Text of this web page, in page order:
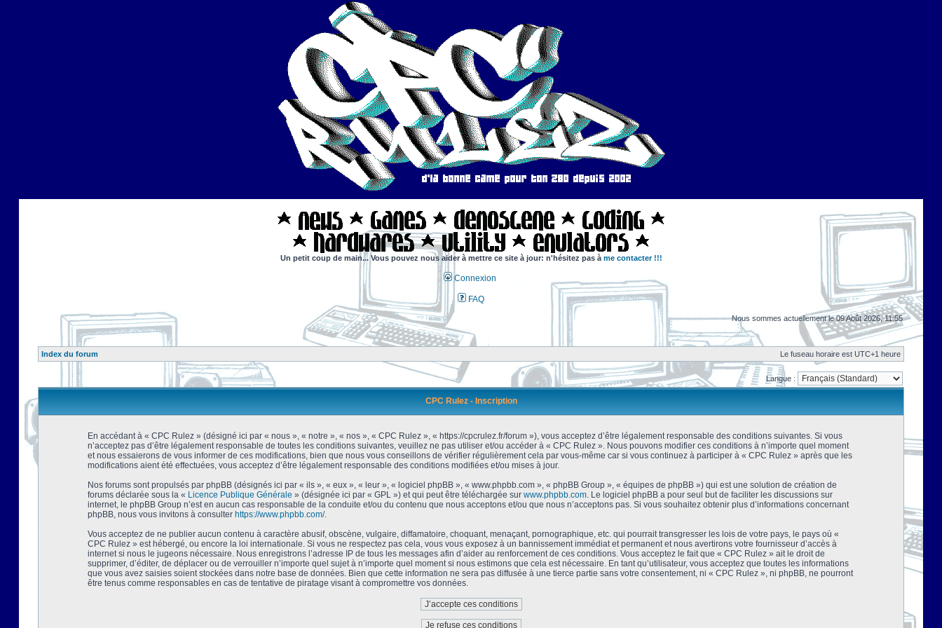
Un petit coup de main... Vous pouvez nous aider à mettre ce site à jour: n'hésitez pas à me contacter !!!
Connexion
FAQ
Nous sommes actuellement le 09 Août 2026, 11:55
Index du forum Le fuseau horaire est UTC+1 heure
Langue :
CPC Rulez - Inscription
En accédant à « CPC Rulez » (désigné ici par « nous », « notre », « nos », « CPC Rulez », « https://cpcrulez.fr/forum »), vous acceptez d’être légalement responsable des conditions suivantes. Si vous
n’acceptez pas d’être légalement responsable de toutes les conditions suivantes, veuillez ne pas utiliser et/ou accéder à « CPC Rulez ». Nous pouvons modifier ces conditions à n’importe quel moment
et nous essaierons de vous informer de ces modifications, bien que nous vous conseillons de vérifier régulièrement cela par vous-même car si vous continuez à participer à « CPC Rulez » après que les
modifications aient été effectuées, vous acceptez d’être légalement responsable des conditions modifiées et/ou mises à jour.
Nos forums sont propulsés par phpBB (désignés ici par « ils », « eux », « leur », « logiciel phpBB », « www.phpbb.com », « phpBB Group », « équipes de phpBB ») qui est une solution de création de
forums déclarée sous la « Licence Publique Générale » (désignée ici par « GPL ») et qui peut être téléchargée sur www.phpbb.com. Le logiciel phpBB a pour seul but de faciliter les discussions sur
internet, le phpBB Group n’est en aucun cas responsable de la conduite et/ou du contenu que nous acceptons et/ou que nous n’acceptons pas. Si vous souhaitez obtenir plus d’informations concernant
phpBB, nous vous invitons à consulter https://www.phpbb.com/.
Vous acceptez de ne publier aucun contenu à caractère abusif, obscène, vulgaire, diffamatoire, choquant, menaçant, pornographique, etc. qui pourrait transgresser les lois de votre pays, le pays où «
CPC Rulez » est hébergé, ou encore la loi internationale. Si vous ne respectez pas cela, vous vous exposez à un bannissement immédiat et permanent et nous avertirons votre fournisseur d’accès à
internet si nous le jugeons nécessaire. Nous enregistrons l’adresse IP de tous les messages afin d’aider au renforcement de ces conditions. Vous acceptez le fait que « CPC Rulez » ait le droit de
supprimer, d’éditer, de déplacer ou de verrouiller n’importe quel sujet à n’importe quel moment si nous estimons que cela est nécessaire. En tant qu’utilisateur, vous acceptez que toutes les informations
que vous avez saisies soient stockées dans notre base de données. Bien que cette information ne sera pas diffusée à une tierce partie sans votre consentement, ni « CPC Rulez », ni phpBB, ne pourront
être tenus comme responsables en cas de tentative de piratage visant à compromettre vos données.